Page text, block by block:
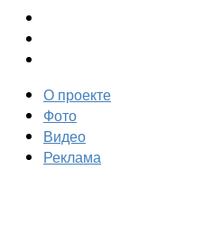
О проекте
Фото
Видео
Реклама